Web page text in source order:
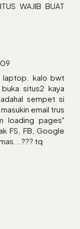
WAJIB BUAT
laptop. kalo bwt
situs2 kaya
sempet si
email trus
loading pages"
FS, FB, Google
tq